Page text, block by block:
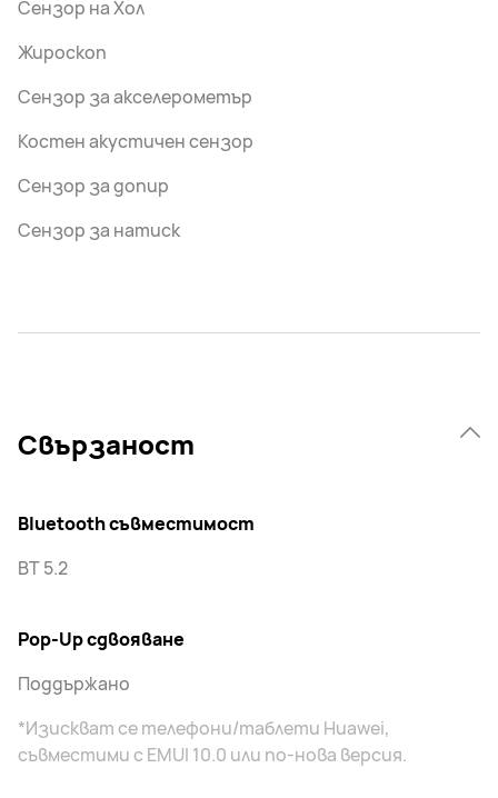
Сензор на Хол
Жироскоп
Сензор за акселерометър
Костен акустичен сензор
Сензор за допир
Сензор за натиск
Свързаност
Bluetooth съвместимост
BT 5.2
Pop-Up сдвояване
Поддържано
*Изискват се телефони/таблети Huawei,
съвместими с EMUI 10.0 или по-нова версия.